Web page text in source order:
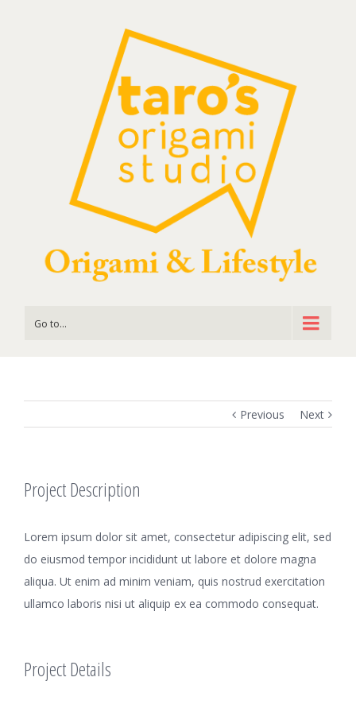
Go to...
Previous Next
Project Description
Lorem ipsum dolor sit amet, consectetur adipiscing elit, sed
do eiusmod tempor incididunt ut labore et dolore magna
aliqua. Ut enim ad minim veniam, quis nostrud exercitation
ullamco laboris nisi ut aliquip ex ea commodo consequat.
Project Details